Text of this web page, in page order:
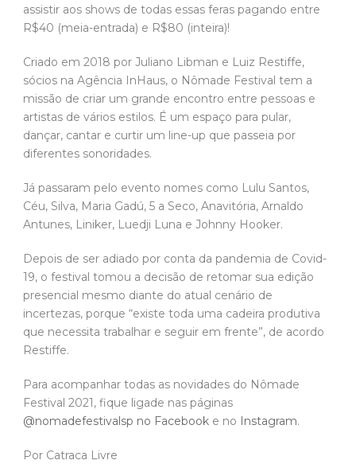
assistir aos shows de todas essas feras pagando entre
R$40 (meia-entrada) e R$80 (inteira)!
Criado em 2018 por Juliano Libman e Luiz Restiffe,
sócios na Agência InHaus, o Nômade Festival tem a
missão de criar um grande encontro entre pessoas e
artistas de vários estilos. É um espaço para pular,
dançar, cantar e curtir um line-up que passeia por
diferentes sonoridades.
Já passaram pelo evento nomes como Lulu Santos,
Céu, Silva, Maria Gadú, 5 a Seco, Anavitória, Arnaldo
Antunes, Liniker, Luedji Luna e Johnny Hooker.
Depois de ser adiado por conta da pandemia de Covid-
19, o festival tomou a decisão de retomar sua edição
presencial mesmo diante do atual cenário de
incertezas, porque “existe toda uma cadeira produtiva
que necessita trabalhar e seguir em frente”, de acordo
Restiffe.
Para acompanhar todas as novidades do Nômade
Festival 2021, fique ligade nas páginas
@nomadefestivalsp no Facebook e no Instagram.
Por Catraca Livre